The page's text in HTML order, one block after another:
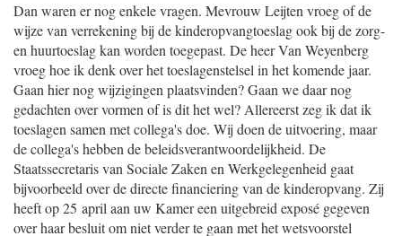
Dan waren er nog enkele vragen. Mevrouw Leijten vroeg of de
wijze van verrekening bij de kinderopvangtoeslag ook bij de zorg-
en huurtoeslag kan worden toegepast. De heer Van Weyenberg
vroeg hoe ik denk over het toeslagenstelsel in het komende jaar.
Gaan hier nog wijzigingen plaatsvinden? Gaan we daar nog
gedachten over vormen of is dit het wel? Allereerst zeg ik dat ik
toeslagen samen met collega's doe. Wij doen de uitvoering, maar
de collega's hebben de beleidsverantwoordelijkheid. De
Staatssecretaris van Sociale Zaken en Werkgelegenheid gaat
bijvoorbeeld over de directe financiering van de kinderopvang. Zij
heeft op 25 april aan uw Kamer een uitgebreid exposé gegeven
over haar besluit om niet verder te gaan met het wetsvoorstel